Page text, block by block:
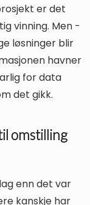
er det
vinning. Men -
løsninger blir
havner
for data
det gikk.
omstilling
enn det var
kanskje har